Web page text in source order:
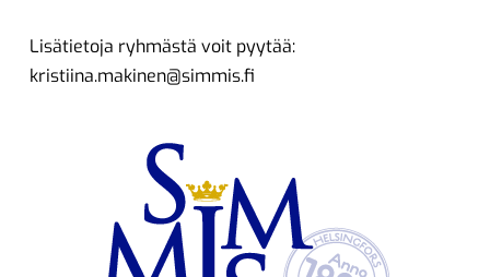
Lisätietoja ryhmästä voit pyytää:
kristiina.makinen@simmis.fi